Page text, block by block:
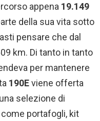
appena 19.149
della sua vita sotto
pensare che dal
km. Di tanto in tanto
per mantenere
190Eviene offerta
selezione di
portafogli, kit